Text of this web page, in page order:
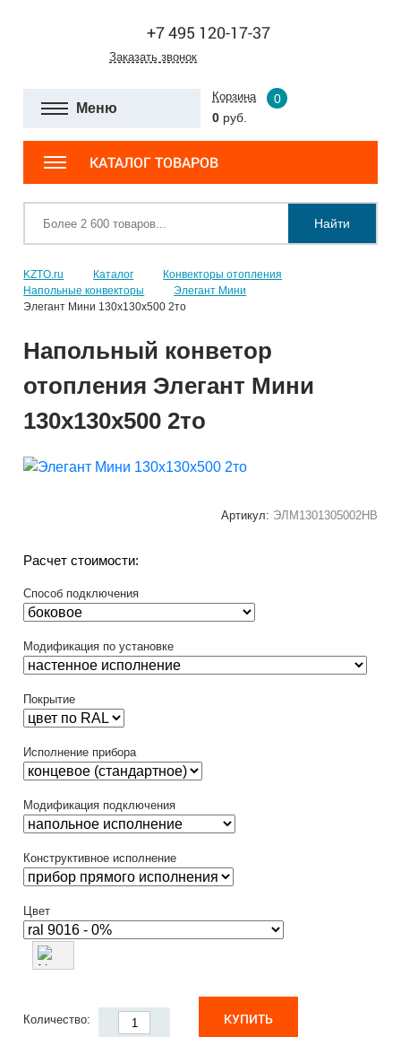
+7 495 120-17-37
Заказать звонок
Меню
Корзина
0
0 руб.
КАТАЛОГ ТОВАРОВ
Найти
KZTO.ru Каталог
Конвекторы отопления
Напольные конвекторы
Элегант Мини
Элегант Мини 130x130x500 2то
Напольный конветор
отопления Элегант Мини
130x130x500 2то
Артикул: ЭЛМ1301305002НВ
Расчет стоимости:
Способ подключения
Модификация по установке
Покрытие
Исполнение прибора
Модификация подключения
Конструктивное исполнение
Цвет
Количество: КУПИТЬ